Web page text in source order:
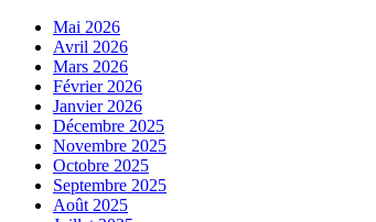
Mai 2026
Avril 2026
Mars 2026
Février 2026
Janvier 2026
Décembre 2025
Novembre 2025
Octobre 2025
Septembre 2025
Août 2025